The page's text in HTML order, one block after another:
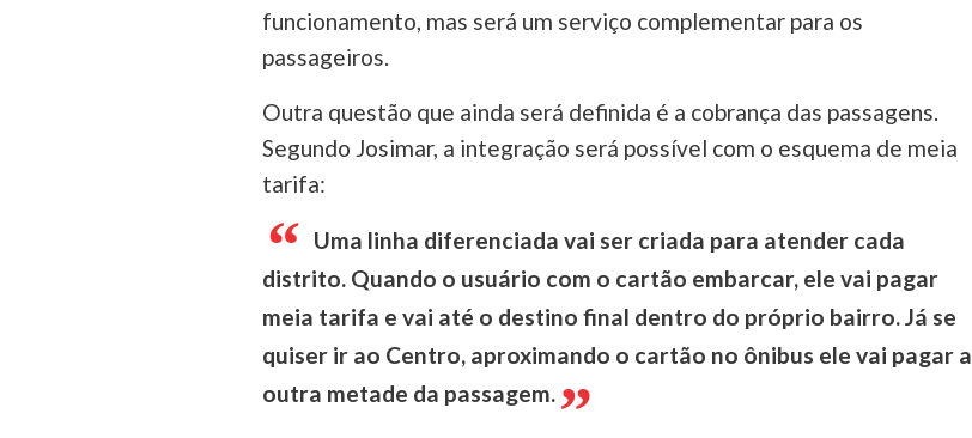
funcionamento, mas será um serviço complementar para os
passageiros.
Outra questão que ainda será definida é a cobrança das passagens.
Segundo Josimar, a integração será possível com o esquema de meia
tarifa:
Uma linha diferenciada vai ser criada para atender cada
distrito. Quando o usuário com o cartão embarcar, ele vai pagar
meia tarifa e vai até o destino final dentro do próprio bairro. Já se
quiser ir ao Centro, aproximando o cartão no ônibus ele vai pagar a
outra metade da passagem.